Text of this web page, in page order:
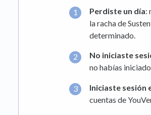
Perdiste un día:
la racha de
determinado.
No iniciaste
no habías
Iniciaste sesión
cuentas de